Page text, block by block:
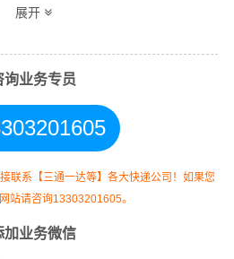
2800公里
2800公里
展开
询业务专员
联系【三通一达等】各大快递公司！如果您
站请咨询13303201605。
加业务微信